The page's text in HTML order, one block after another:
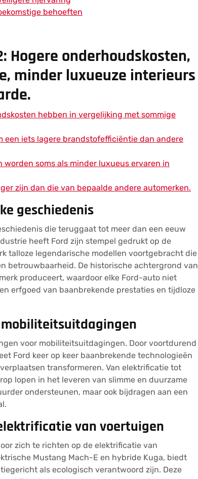
behoeften
Hogere onderhoudskosten,
minder luxueuze interieurs
hebben in vergelijking met sommige
een iets lagere brandstofefficiëntie dan andere
soms als minder luxueus ervaren in
zijn dan die van bepaalde andere automerken.
geschiedenis
die teruggaat tot meer dan een eeuw
heeft Ford zijn stempel gedrukt op de
talloze legendarische modellen voortgebracht die
betrouwbaarheid. De historische achtergrond van
produceert, waardoor elke Ford-auto niet
erfgoed van baanbrekende prestaties en tijdloze
voor mobiliteitsuitdagingen. Door voortdurend
Ford keer op keer baanbrekende technologieën
transformeren. Van elektrificatie tot
lopen in het leveren van slimme en duurzame
ondersteunen, maar ook bijdragen aan een
van voertuigen
zich te richten op de elektrificatie van
Mustang Mach-E en hybride Kuga, biedt
als ecologisch verantwoord zijn. Deze